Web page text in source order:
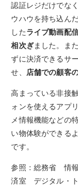
認証レジだけでな
ウハウを持ち込ん
したライブ動画配
相次ぎました。
ま
ずに決済できるサ
せ、
店舗での顧客
高まっている非接
ォンを使えるアプ
メ情報機能などの
い物体験ができる
です。
参照：総務省 情報
済室 デジタル・